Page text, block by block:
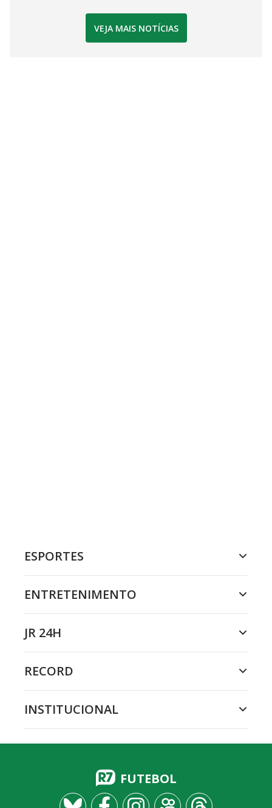
VEJA MAIS NOTÍCIAS
ESPORTES
ENTRETENIMENTO
JR 24H
RECORD
INSTITUCIONAL
FUTEBOL